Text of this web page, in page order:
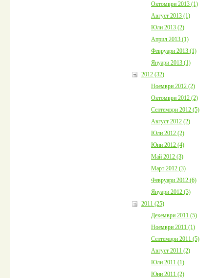
Октомври 2013 (1)
Август 2013 (1)
Юли 2013 (2)
Април 2013 (1)
Февруари 2013 (1)
Януари 2013 (1)
2012 (32)
Ноември 2012 (2)
Октомври 2012 (2)
Септември 2012 (5)
Август 2012 (2)
Юли 2012 (2)
Юни 2012 (4)
Май 2012 (3)
Март 2012 (3)
Февруари 2012 (6)
Януари 2012 (3)
2011 (25)
Декември 2011 (5)
Ноември 2011 (1)
Септември 2011 (5)
Август 2011 (2)
Юли 2011 (1)
Юни 2011 (2)